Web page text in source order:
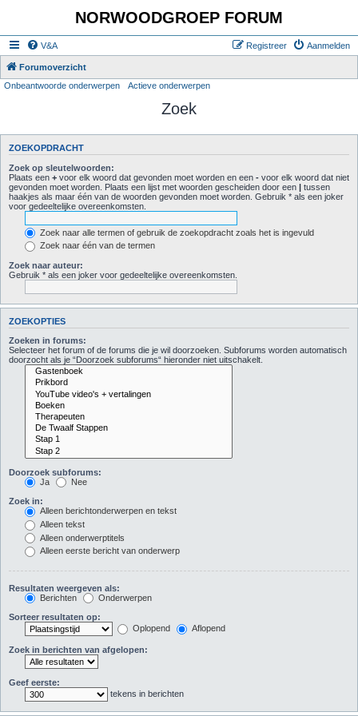
NORWOODGROEP FORUM
V&A Aanmelden
Registreer
Forumoverzicht
Onbeantwoorde onderwerpen
Actieve onderwerpen
Zoek
ZOEKOPDRACHT
Zoek op sleutelwoorden:
Plaats een + voor elk woord dat gevonden moet worden en een - voor elk woord dat niet
gevonden moet worden. Plaats een lijst met woorden gescheiden door een | tussen
haakjes als maar één van de woorden gevonden moet worden. Gebruik * als een joker
voor gedeeltelijke overeenkomsten.
Zoek naar alle termen of gebruik de zoekopdracht zoals het is ingevuld
Zoek naar één van de termen
Zoek naar auteur:
Gebruik * als een joker voor gedeeltelijke overeenkomsten.
ZOEKOPTIES
Zoeken in forums:
Selecteer het forum of de forums die je wil doorzoeken. Subforums worden automatisch
doorzocht als je “Doorzoek subforums“ hieronder niet uitschakelt.
Doorzoek subforums:
Ja
Nee
Zoek in:
Alleen berichtonderwerpen en tekst
Alleen tekst
Alleen onderwerptitels
Alleen eerste bericht van onderwerp
Resultaten weergeven als:
Berichten
Onderwerpen
Sorteer resultaten op:
Oplopend
Aflopend
Zoek in berichten van afgelopen:
Geef eerste:
tekens in berichten